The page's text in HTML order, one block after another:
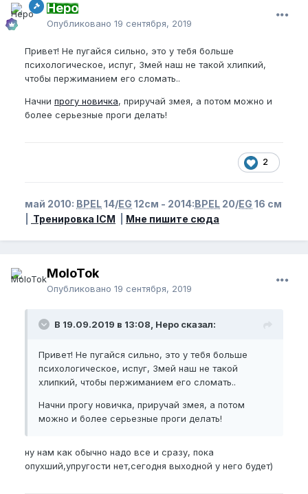
Неро
Опубликовано 19 сентября, 2019
Привет! Не пугайся сильно, это у тебя больше
психологическое, испуг, Змей наш не такой хлипкий,
чтобы пержиманием его сломать..
Начни прогу новичка, приручай змея, а потом можно и
более серьезные проги делать!
2
май 2010: BPEL14/EG 12см - 2014:BPEL 20/EG 16 см
Тренировка ICM Мне пишите сюда
MoloTok
Опубликовано 19 сентября, 2019
В 19.09.2019 в 13:08, Неро сказал:
Привет! Не пугайся сильно, это у тебя больше
психологическое, испуг, Змей наш не такой
хлипкий, чтобы пержиманием его сломать..
Начни прогу новичка, приручай змея, а потом
можно и более серьезные проги делать!
ну нам как обычно надо все и сразу, пока
опухший,упругости нет,сегодня выходной у него будет)